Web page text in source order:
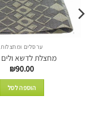
ערסלים ומחצלות
מחצלת לדשא ולים 2X3
₪90.00
הוספה לסל